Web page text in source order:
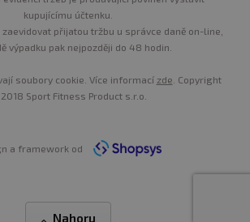
kupujícímu účtenku.
přijatou tržbu u správce daně on-line,
výpadku pak nejpozději do 48 hodin.
soubory cookie. Více informací zde . Copyright
Sport Fitness Product s.r.o.
a framework od
Nahoru